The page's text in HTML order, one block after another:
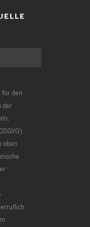
für den
der
oben